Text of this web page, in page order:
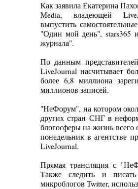
Как заявила Екатерина
Media, владеющей
выпустить
"Один мой день", stars365
журнала".
По данным
LiveJournal насчитывает
более 6,8 миллиона
миллионов записей.
"НеФорум", на котором
других стран СНГ в
блогосферы на жизнь
понедельник в агентстве
LiveJournal.
Прямая трансляция с
Также следить и
микроблогов Twitter,